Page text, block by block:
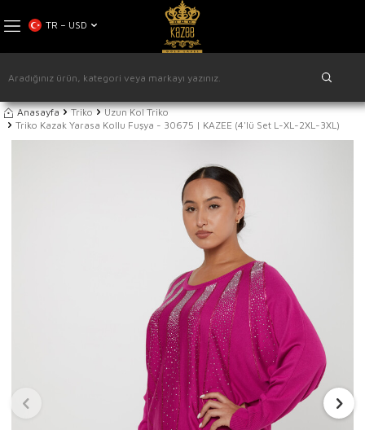
TR − USD
Anasayfa Triko
Uzun Kol Triko
Triko Kazak Yarasa Kollu Fuşya - 30675 | KAZEE (4'lü Set L-XL-2XL-3XL)